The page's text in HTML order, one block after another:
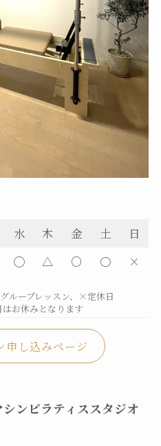
水 木 金 土
日
◯ △ ○ 〇 ×
ループレッスン、×定休日
お休みとなります
申し込みページ
ンピラティススタジオ